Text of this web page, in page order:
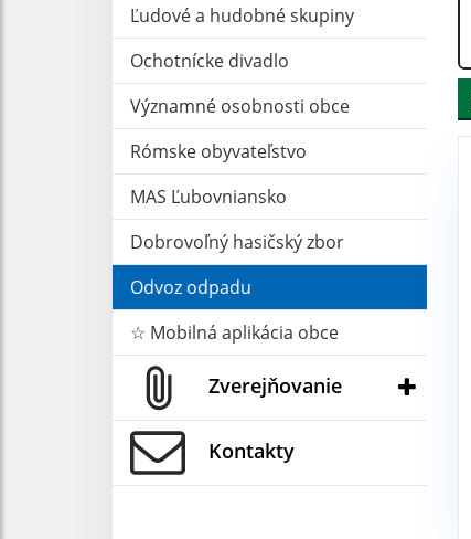
Ľudové a hudobné skupiny
Ochotnícke divadlo
Významné osobnosti obce
Rómske obyvateľstvo
MAS Ľubovniansko
Dobrovoľný hasičský zbor
Odvoz odpadu
☆ Mobilná aplikácia obce
Zverejňovanie
Kontakty